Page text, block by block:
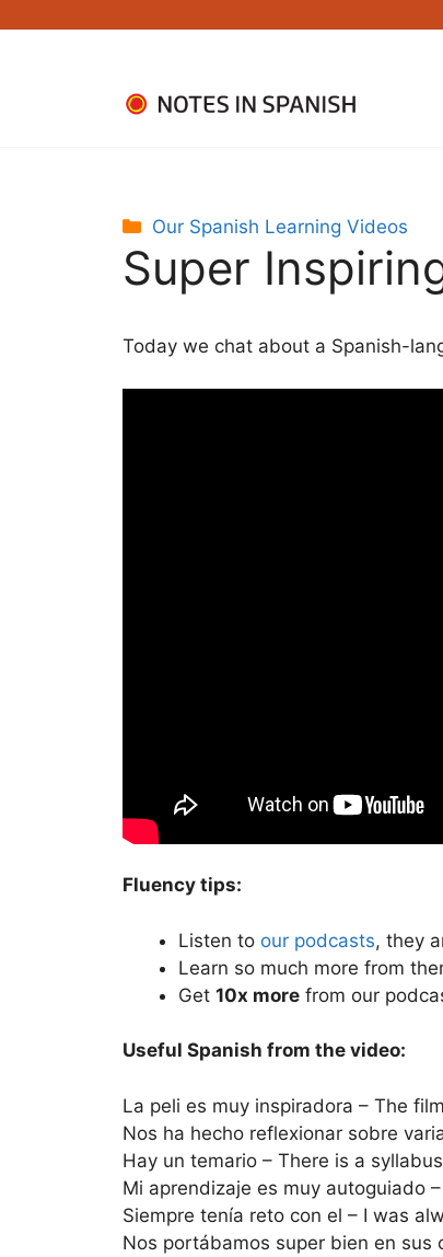
Categories
Our Spanish Learning Videos
Super
Today we chat about a Spanish-
Fluency tips:
Listen to our podcasts, they
Learn so much more from
Get 10x more from our
Useful Spanish from the video:
La peli es muy inspiradora – The
Nos ha hecho reflexionar sobre
Hay un temario – There is a syllabus
Mi aprendizaje es muy autoguiado
Siempre tenía reto con el – I was
Nos portábamos super bien en sus